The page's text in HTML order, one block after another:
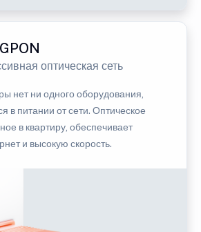
оптическая сеть
нет ни одного оборудования,
в питании от сети. Оптическое
в квартиру, обеспечивает
и высокую скорость.